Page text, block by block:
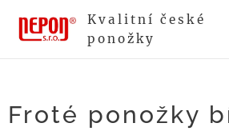
Kvalitní české
ponožky
Froté ponožky